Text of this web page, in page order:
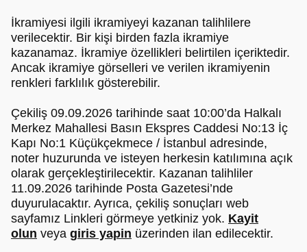
İkramiyesi ilgili ikramiyeyi kazanan talihlilere
verilecektir. Bir kişi birden fazla ikramiye
kazanamaz. İkramiye özellikleri belirtilen içeriktedir.
Ancak ikramiye görselleri ve verilen ikramiyenin
renkleri farklılık gösterebilir.
Çekiliş 09.09.2026 tarihinde saat 10:00’da Halkalı
Merkez Mahallesi Basın Ekspres Caddesi No:13 İç
Kapı No:1 Küçükçekmece / İstanbul adresinde,
noter huzurunda ve isteyen herkesin katılımına açık
olarak gerçekleştirilecektir. Kazanan talihliler
11.09.2026 tarihinde Posta Gazetesi’nde
duyurulacaktır. Ayrıca, çekiliş sonuçları web
sayfamız Linkleri görmeye yetkiniz yok. Kayit
olun veya giris yapin üzerinden ilan edilecektir.